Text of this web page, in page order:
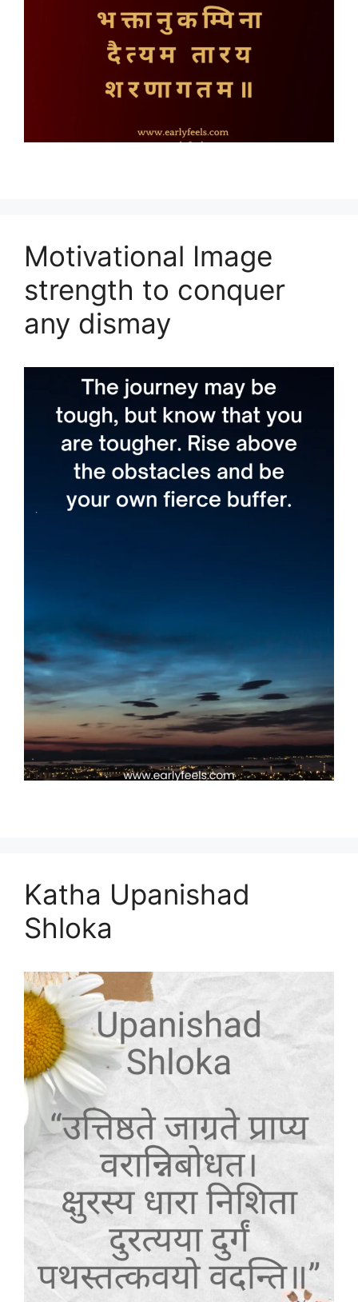
Motivational Image
strength to conquer
any dismay
Katha Upanishad
Shloka